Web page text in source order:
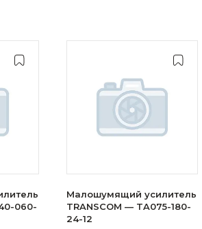
060-
Малошумящий усилитель
TRANSCOM — TA075-180-
24-12